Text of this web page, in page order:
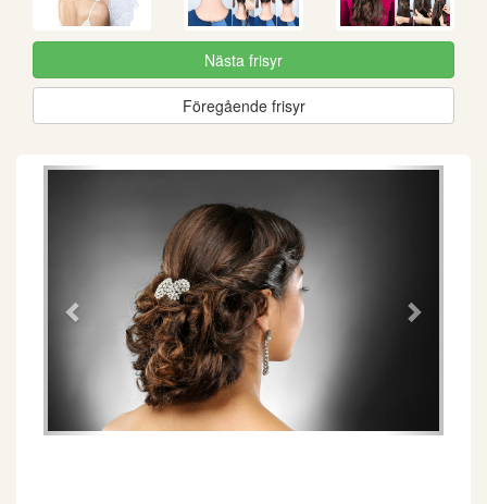
Nästa frisyr
Föregående frisyr
Föregående